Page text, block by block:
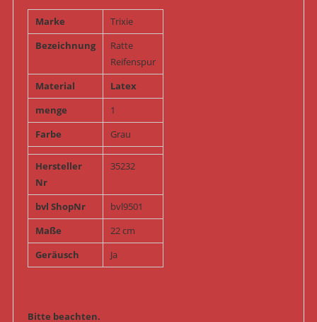
Marke
Trixie
Bezeichnung
Ratte
Reifenspur
Material
Latex
menge
1
Farbe
Grau
Hersteller
Nr
35232
bvl ShopNr
bvl9501
Maße
22 cm
Geräusch
Ja
Bitte beachten.